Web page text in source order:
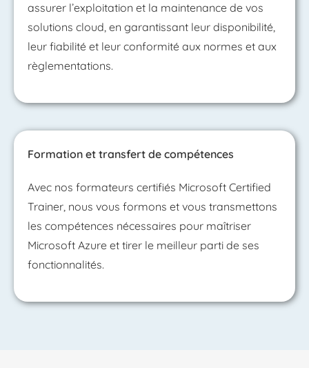
assurer l’exploitation et la maintenance de vos
solutions cloud, en garantissant leur disponibilité,
leur fiabilité et leur conformité aux normes et aux
règlementations.
Formation et transfert de compétences
Avec nos formateurs certifiés Microsoft Certified
Trainer, nous vous formons et vous transmettons
les compétences nécessaires pour maîtriser
Microsoft Azure et tirer le meilleur parti de ses
fonctionnalités.